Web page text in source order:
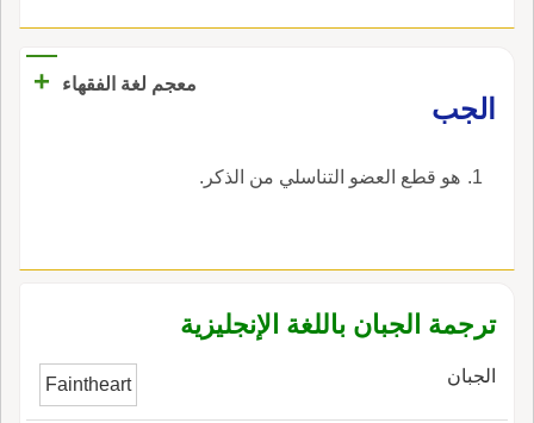
معجم لغة الفقهاء
+
‏الجب‏
‏هو قطع العضو التناسلي من الذكر‏.
ترجمة الجبان باللغة الإنجليزية
الجبان Faintheart